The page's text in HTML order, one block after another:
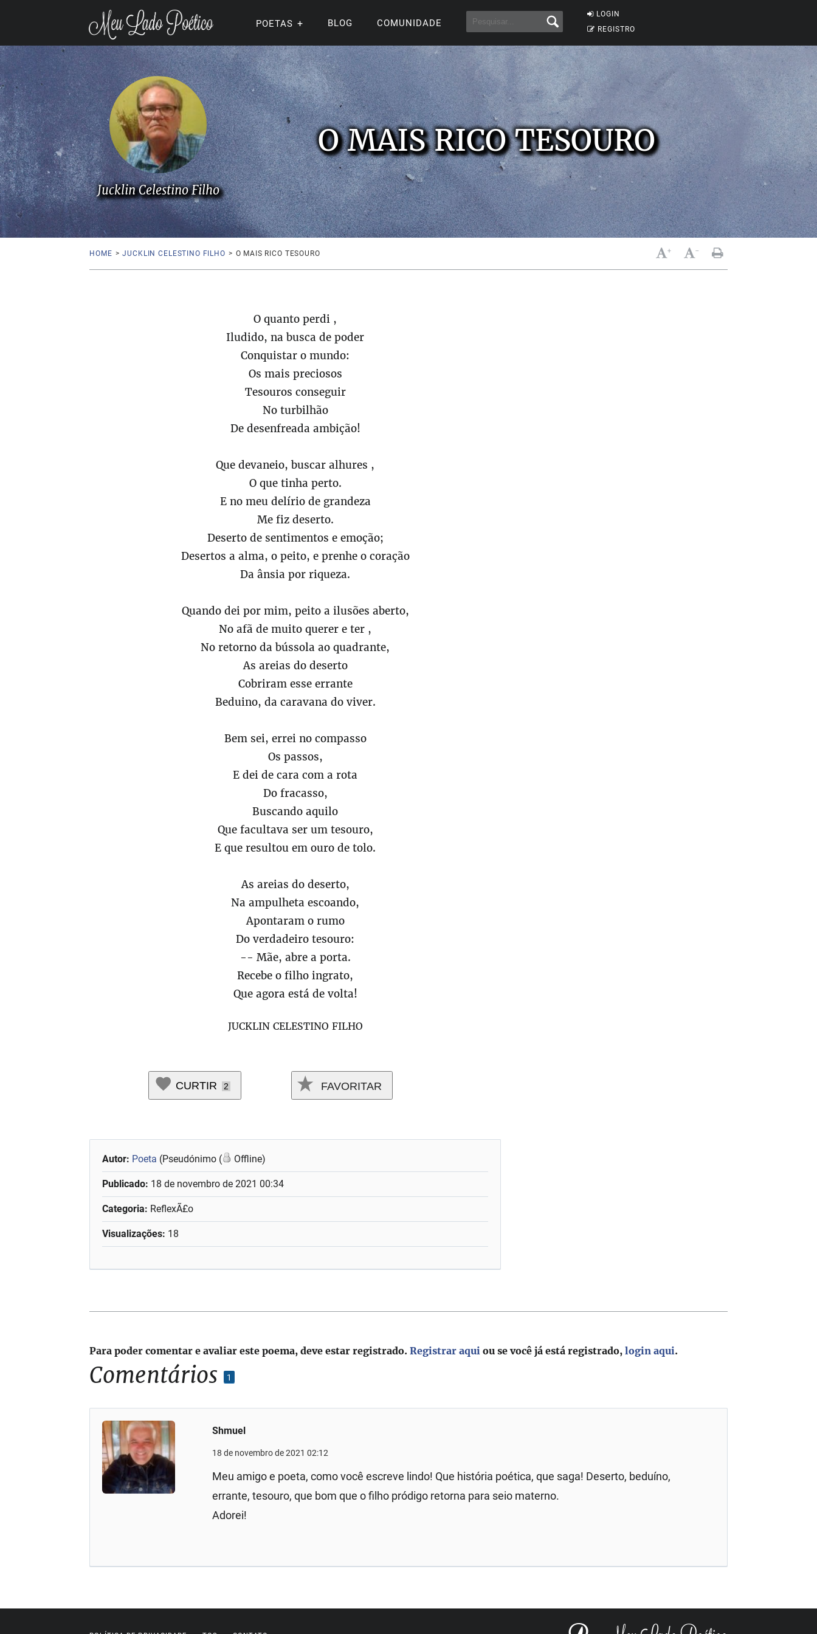
LOGIN
REGISTRO
POETAS BLOG COMUNIDADE
O MAIS RICO TESOURO
Jucklin Celestino Filho
HOME > JUCKLIN CELESTINO FILHO > O MAIS RICO TESOURO + -
O quanto perdi ,
Iludido, na busca de poder
Conquistar o mundo:
Os mais preciosos
Tesouros conseguir
No turbilhão
De desenfreada ambição!
Que devaneio, buscar alhures ,
O que tinha perto.
E no meu delírio de grandeza
Me fiz deserto.
Deserto de sentimentos e emoção;
Desertos a alma, o peito, e prenhe o coração
Da ânsia por riqueza.
Quando dei por mim, peito a ilusões aberto,
No afã de muito querer e ter ,
No retorno da bússola ao quadrante,
As areias do deserto
Cobriram esse errante
Beduino, da caravana do viver.
Bem sei, errei no compasso
Os passos,
E dei de cara com a rota
Do fracasso,
Buscando aquilo
Que facultava ser um tesouro,
E que resultou em ouro de tolo.
As areias do deserto,
Na ampulheta escoando,
Apontaram o rumo
Do verdadeiro tesouro:
-- Mãe, abre a porta.
Recebe o filho ingrato,
Que agora está de volta!
JUCKLIN CELESTINO FILHO
CURTIR 2 FAVORITAR
Autor: Poeta (Pseudónimo ( Offline)
Publicado: 18 de novembro de 2021 00:34
Categoria: ReflexÃ£o
Visualizações: 18
Comentários 1
Shmuel
18 de novembro de 2021 02:12
Meu amigo e poeta, como você escreve lindo! Que história poética, que saga! Deserto, beduíno,
errante, tesouro, que bom que o filho pródigo retorna para seio materno.
Adorei!
Para poder comentar e avaliar este poema, deve estar registrado.Registrar aqui ou se você já está registrado,login aqui.